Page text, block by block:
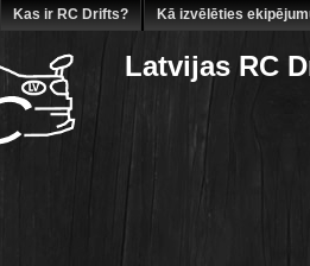
Kas ir RC Drifts? Kā izvēlēties
Latvijas RC